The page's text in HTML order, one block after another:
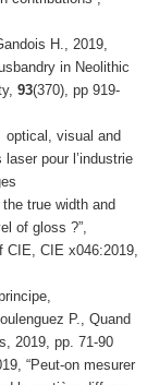
H., 2019,
in Neolithic
93(370), pp 919-
optical, visual and
pour l’industrie
the true width and
of gloss ?”,
CIE, CIE x046:2019,
P., Quand
2019, pp. 71-90
“Peut-on mesurer